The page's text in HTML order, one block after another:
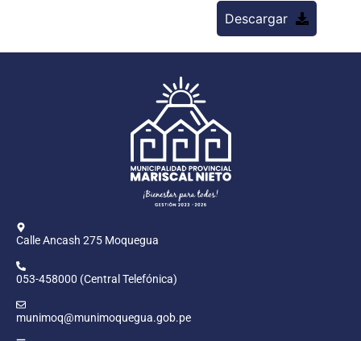
Descargar
Calle Ancash 275 Moquegua
053-458000 (Central Telefónica)
munimoq@munimoquegua.gob.pe